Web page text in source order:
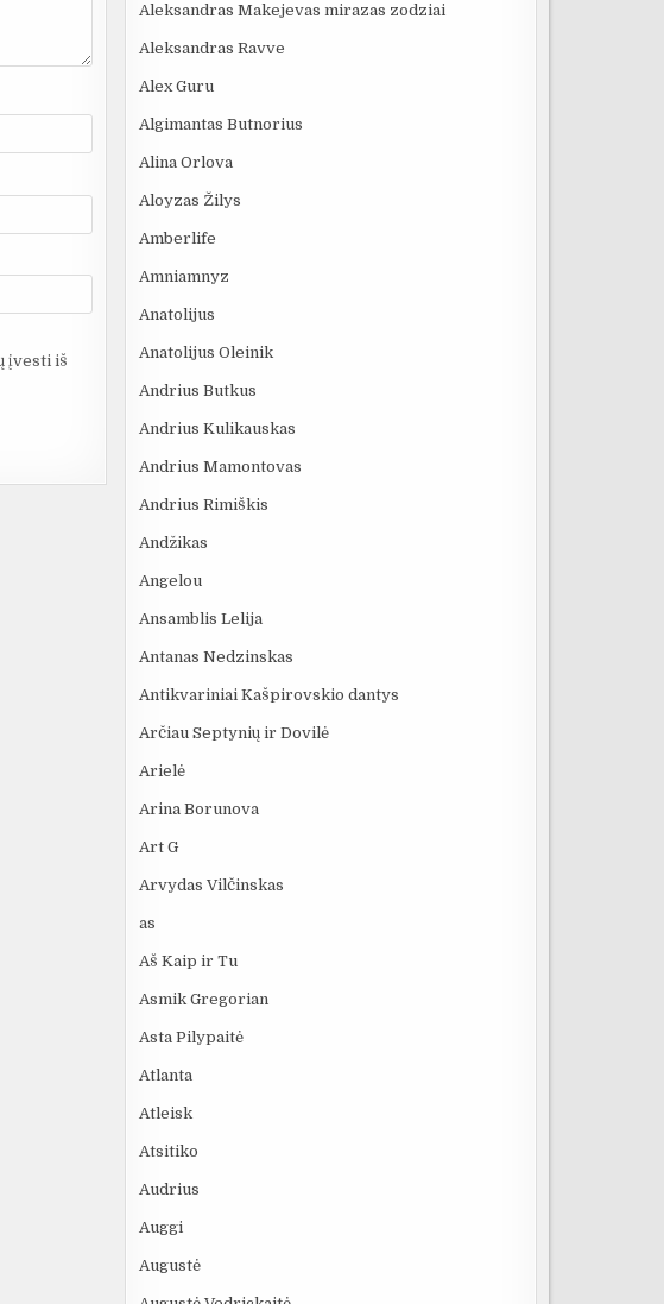
įvesti iš
Aleksandras Makejevas mirazas zodziai
Aleksandras Ravve
Alex Guru
Algimantas Butnorius
Alina Orlova
Aloyzas Žilys
Amberlife
Amniamnyz
Anatolijus
Anatolijus Oleinik
Andrius Butkus
Andrius Kulikauskas
Andrius Mamontovas
Andrius Rimiškis
Andžikas
Angelou
Ansamblis Lelija
Antanas Nedzinskas
Antikvariniai Kašpirovskio dantys
Arčiau Septynių ir Dovilė
Arielė
Arina Borunova
Art G
Arvydas Vilčinskas
as
Aš Kaip ir Tu
Asmik Gregorian
Asta Pilypaitė
Atlanta
Atleisk
Atsitiko
Audrius
Auggi
Augustė